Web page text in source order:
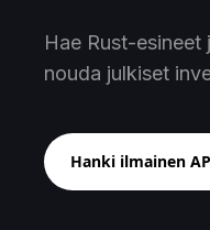
Hae Rust-
nouda julkiset
Hanki ilmainen